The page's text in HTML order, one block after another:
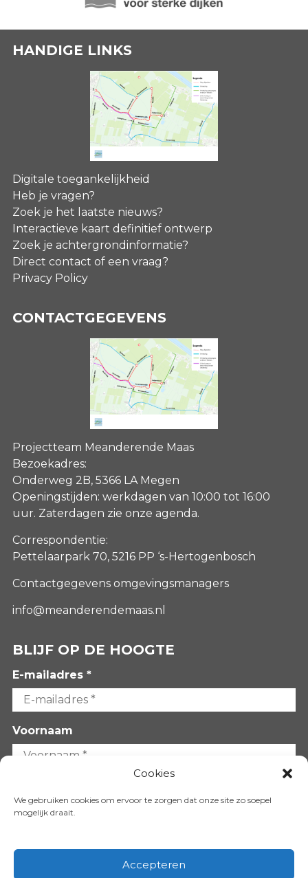
Cookies
We gebruiken cookies om ervoor te zorgen dat onze site zo soepel
mogelijk draait.
Accepteren
HANDIGE LINKS
Digitale toegankelijkheid
Heb je vragen?
Zoek je het laatste nieuws?
Interactieve kaart definitief ontwerp
Zoek je achtergrondinformatie?
Direct contact of een vraag?
Privacy Policy
CONTACTGEGEVENS
Projectteam Meanderende Maas
Bezoekadres:
Onderweg 2B, 5366 LA Megen
Openingstijden: werkdagen van 10:00 tot 16:00
uur. Zaterdagen zie onze agenda.
Correspondentie:
Pettelaarpark 70, 5216 PP ‘s-Hertogenbosch
Contactgegevens omgevingsmanagers
info@meanderendemaas.nl
BLIJF OP DE HOOGTE
E-mailadres *
Voornaam